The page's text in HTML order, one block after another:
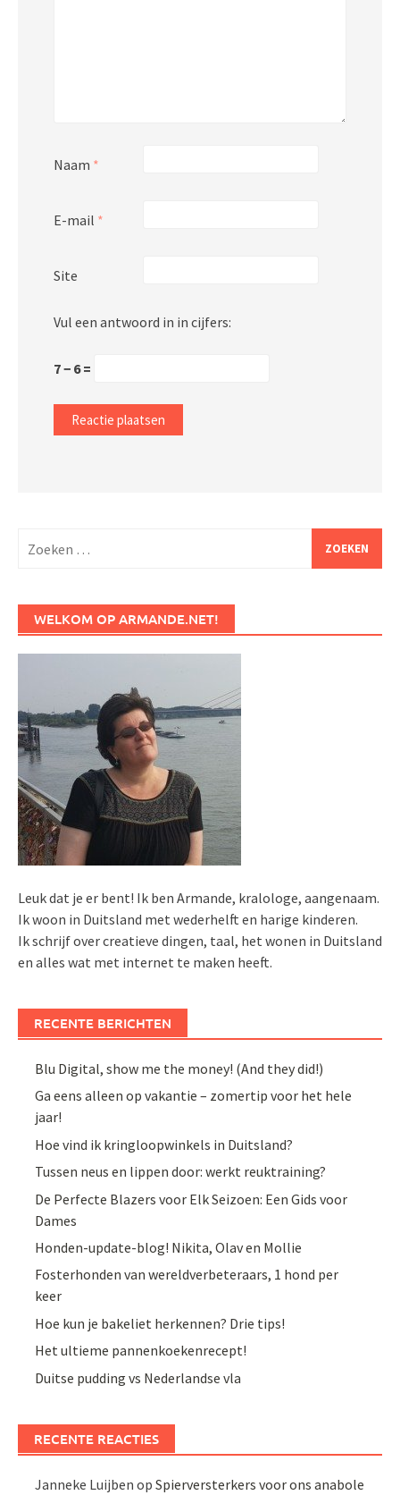
Naam *
E-mail *
Site
Vul een antwoord in in cijfers:
7 − 6 =
naar:
WELKOM OP ARMANDE.NET!
Leuk dat je er bent! Ik ben Armande, kralologe, aangenaam.
Ik woon in Duitsland met wederhelft en harige kinderen.
Ik schrijf over creatieve dingen, taal, het wonen in Duitsland
en alles wat met internet te maken heeft.
RECENTE BERICHTEN
Blu Digital, show me the money! (And they did!)
Ga eens alleen op vakantie – zomertip voor het hele
jaar!
Hoe vind ik kringloopwinkels in Duitsland?
Tussen neus en lippen door: werkt reuktraining?
De Perfecte Blazers voor Elk Seizoen: Een Gids voor
Dames
Honden-update-blog! Nikita, Olav en Mollie
Fosterhonden van wereldverbeteraars, 1 hond per
keer
Hoe kun je bakeliet herkennen? Drie tips!
Het ultieme pannenkoekenrecept!
Duitse pudding vs Nederlandse vla
RECENTE REACTIES
Janneke Luijben opSpierversterkers voor ons anabole